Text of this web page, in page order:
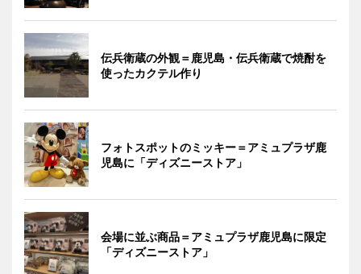
伝兵衛蔵の外観＝鹿児島・伝兵衛蔵で焼酎を
使ったカクテル作り
フォトスポットのミッキー＝アミュプラザ鹿
児島に「ディズニーストア」
会場に並ぶ商品＝アミュプラザ鹿児島に限定
「ディズニーストア」